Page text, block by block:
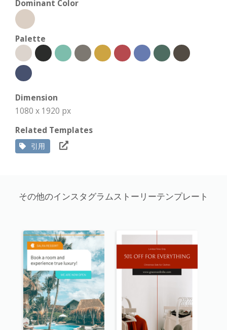
Dominant Color
Palette
Dimension
1080 x 1920 px
Related Templates
引用
その他のインスタグラムストーリーテンプレート